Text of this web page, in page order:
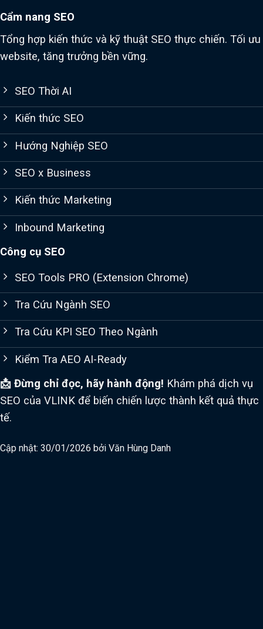
Cẩm nang SEO
Tổng hợp kiến thức và kỹ thuật SEO thực chiến. Tối ưu
website, tăng trưởng bền vững.
SEO Thời AI
Kiến thức SEO
Hướng Nghiệp SEO
SEO x Business
Kiến thức Marketing
Inbound Marketing
Công cụ SEO
SEO Tools PRO (Extension Chrome)
Tra Cứu Ngành SEO
Tra Cứu KPI SEO Theo Ngành
Kiểm Tra AEO AI-Ready
📩 Đừng chỉ đọc, hãy hành động! Khám phá dịch vụ
SEO của VLINK để biến chiến lược thành kết quả thực
tế.
Cập nhật: 30/01/2026 bởi Văn Hùng Danh